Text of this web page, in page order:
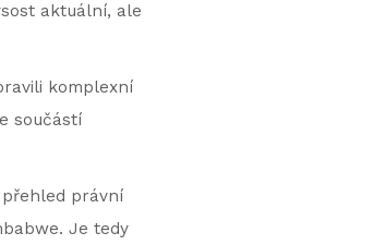
aktuální, ale
komplexní
součástí
přehled právní
Je tedy